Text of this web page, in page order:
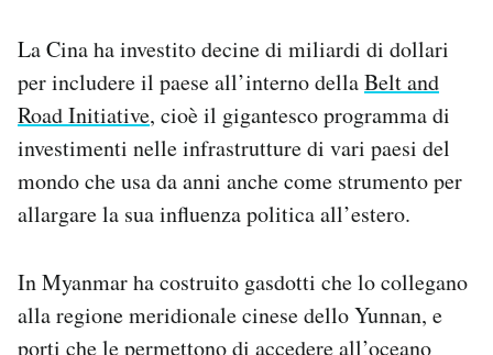
La Cina ha investito decine di miliardi di dollari
per includere il paese all’interno dellaBelt and
Road Initiative, cioè il gigantesco programma di
investimenti nelle infrastrutture di vari paesi del
mondo che usa da anni anche come strumento per
allargare la sua influenza politica all’estero.
In Myanmar ha costruito gasdotti che lo collegano
alla regione meridionale cinese dello Yunnan, e
porti che le permettono di accedere all’oceano